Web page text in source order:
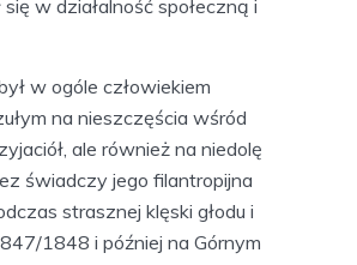
w działalność społeczną i
w ogóle człowiekiem
na nieszczęścia wśród
ale również na niedolę
świadczy jego filantropijna
strasznej klęski głodu i
1848 i później na Górnym